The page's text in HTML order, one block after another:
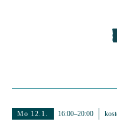
Mo 12.1. 16:00–20:00